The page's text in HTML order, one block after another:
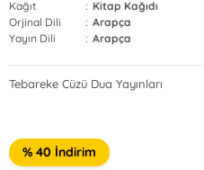
Kağıt
: Kitap Kağıdı
Orjinal Dili
: Arapça
Yayın Dili
: Arapça
Tebareke Cüzü Dua Yayınları
% 40 İndirim